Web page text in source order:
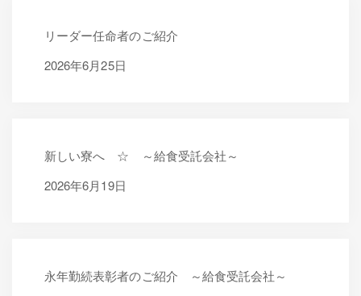
リーダー任命者のご紹介
2026年6月25日
新しい寮へ ☆ ～給食受託会社～
2026年6月19日
永年勤続表彰者のご紹介 ～給食受託会社～